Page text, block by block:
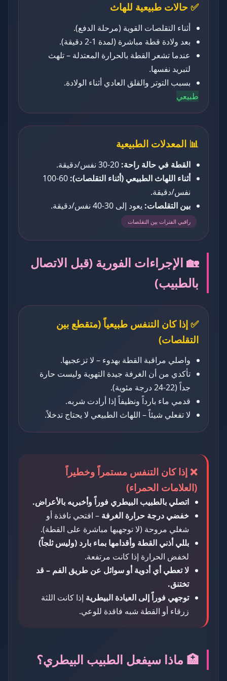
✅ حالات طبيعية للهاث
أثناء التقلصات القوية (مرحلة الدفع).
بعد ولادة قطة مباشرة (لمدة 1-2 دقيقة).
عندما تشعر القطة بالحرارة المعتدلة – تلهث
لتبريد نفسها.
بسبب التوتر والقلق العادي أثناء الولادة.
طبيعي
📊 المعدلات الطبيعية
القطة في حالة راحة: 20-30 نفس/دقيقة.
أثناء اللهاث الطبيعي (أثناء التقلصات):
60-100
نفس/دقيقة.
بين التقلصات: يعود إلى 30-40 نفس/دقيقة.
راقبي الفترات بين التقلصات
🏡 الإجراءات الفورية (قبل الاتصال
بالطبيب)
✅ إذا كان التنفس طبيعياً (متقطع بين
التقلصات)
واصلي مراقبة القطة بهدوء – لا تزعجيها.
تأكدي من أن الغرفة جيدة التهوية وليست حارة
جداً (22-24 درجة مئوية).
قدمي ماء بارداً ونظيفاً إذا أرادت شربه.
لا تفعلي شيئاً – اللهاث الطبيعي لا يحتاج تدخلاً.
❌ إذا كان التنفس مستمراً وخطيراً
(العلامات الحمراء)
اتصلي بالطبيب البيطري فوراً وأخبريه بالأعراض.
خفضي درجة حرارة الغرفة – افتحي نافذة أو
شغلي مروحة (لا توجهيها مباشرة على القطة).
بللي أذني القطة وأقدامها بماء بارد (وليس ثلجاً)
لخفض الحرارة إذا كانت مرتفعة.
لا تعطي أي أدوية أو سوائل عن طريق الفم – قد
تختنق.
توجهي فوراً إلى العيادة البيطرية إذا كانت اللثة
زرقاء أو القطة شبه فاقدة للوعي.
🏥 ماذا سيفعل الطبيب البيطري؟